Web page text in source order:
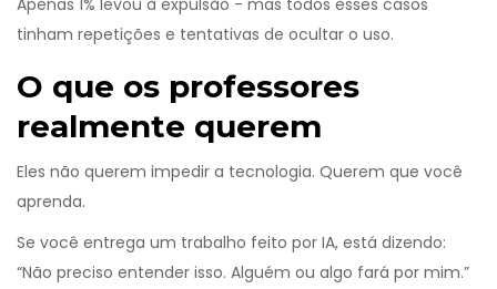
Apenas 1% levou à expulsão - mas todos esses casos
tinham repetições e tentativas de ocultar o uso.
O que os professores
realmente querem
Eles não querem impedir a tecnologia. Querem que você
aprenda.
Se você entrega um trabalho feito por IA, está dizendo:
“Não preciso entender isso. Alguém ou algo fará por mim.”